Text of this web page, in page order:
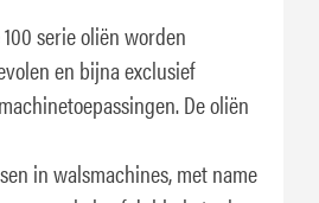
serie oliën worden
en bijna exclusief
De oliën
in walsmachines, met name